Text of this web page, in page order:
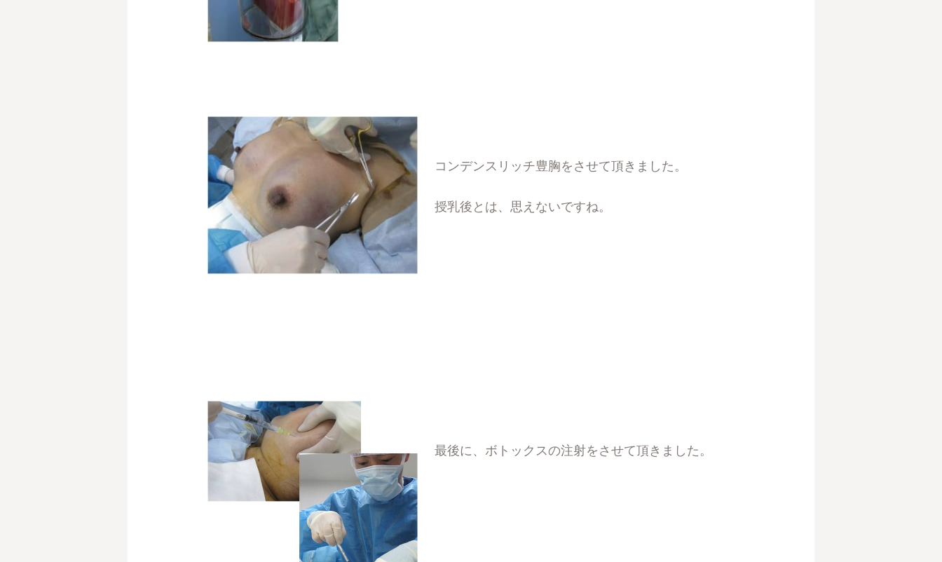
コンデンスリッチ豊胸をさせて頂きました。
授乳後とは、思えないですね。
最後に、ボトックスの注射をさせて頂きました。